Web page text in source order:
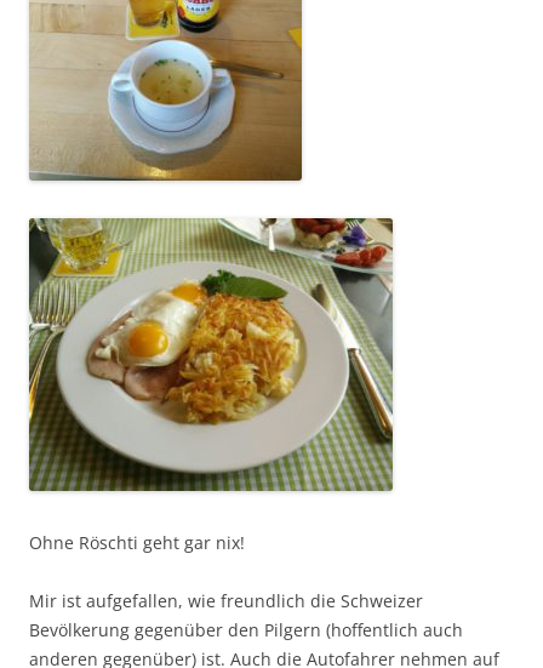
Ohne Röschti geht gar nix!
Mir ist aufgefallen, wie freundlich die Schweizer
Bevölkerung gegenüber den Pilgern (hoffentlich auch
anderen gegenüber) ist. Auch die Autofahrer nehmen auf